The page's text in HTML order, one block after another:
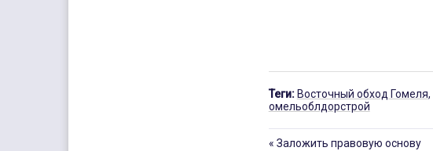
Теги: Восточный обход Гомеля,
омельоблдорстрой
« Заложить правовую основу